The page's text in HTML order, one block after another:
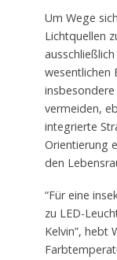
Um Wege
Lichtquellen
wesentlichen
vermeiden,
integrierte
Orientierung
den
“Für eine
zu LED-
Kelvin”, hebt